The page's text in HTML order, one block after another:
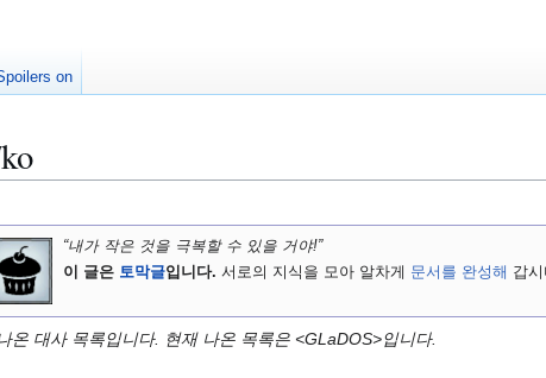
“내가 작은 것을 극복할 수 있을 거야!”
이 글은 토막글입니다. 서로의 지식을 모아 알차게 문서를 완성해 갑
온 대사 목록입니다. 현재 나온 목록은 <GLaDOS>입니다.
on